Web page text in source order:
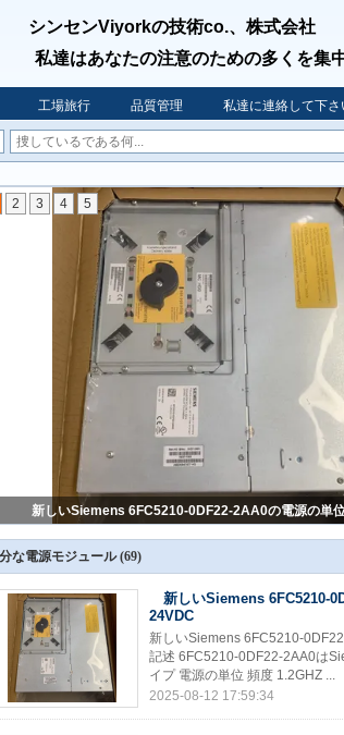
シンセンViyorkの技術co.、株式会社
私達はあなたの注意のための多くを集
工場旅行 品質管理 私達に連絡して下さ
2 3 4 5
な電源モジュール (69)
新しいSiemens 6FC5210-
24VDC
新しいSiemens 6FC5210-
記述 6FC5210-0DF22-2AA0は
イプ 電源の単位 頻度 1.2GHZ ...
2025-08-12 17:59:34